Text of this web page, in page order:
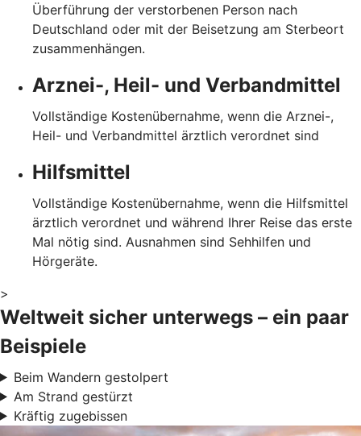
Überführung der verstorbenen Person nach
Deutschland oder mit der Beisetzung am Sterbeort
zusammenhängen.
Arznei-, Heil- und Verbandmittel
Vollständige Kostenübernahme, wenn die Arznei-,
Heil- und Verbandmittel ärztlich verordnet sind
Hilfsmittel
Vollständige Kostenübernahme, wenn die Hilfsmittel
ärztlich verordnet und während Ihrer Reise das erste
Mal nötig sind. Ausnahmen sind Sehhilfen und
Hörgeräte.
>
Weltweit sicher unterwegs – ein paar
Beispiele
Beim Wandern gestolpert
Am Strand gestürzt
Kräftig zugebissen